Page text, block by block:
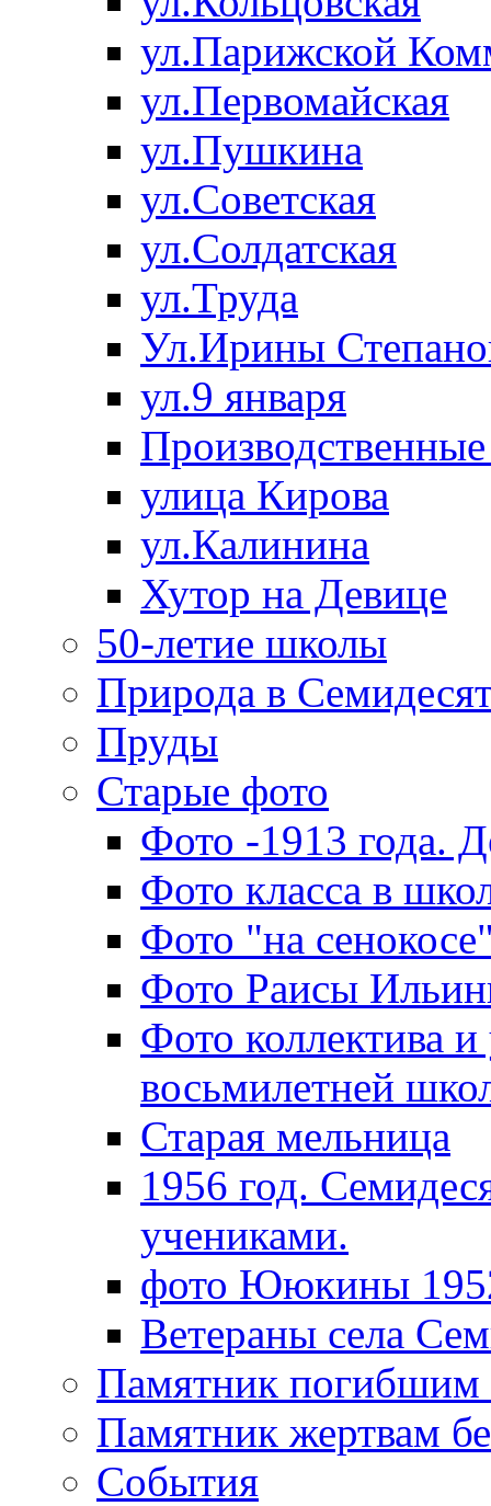
ул.Парижской
ул.Первомайская
ул.Пушкина
ул.Советская
ул.Солдатская
ул.Труда
Ул.Ирины
ул.9 января
улица Кирова
ул.Калинина
Хутор на Девице
50-летие школы
Природа в
Пруды
Старые фото
Фото -1913 года.
Фото класса в
Фото "на
Фото Раисы
Фото коллектива
восьмилетней
Старая мельница
1956 год.
учениками.
фото Ююкины
Ветераны села
Памятник
Памятник жертвам
События